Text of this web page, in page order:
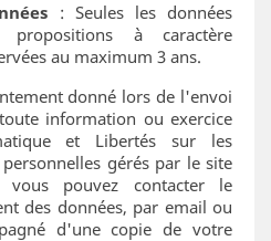
: Seules les données
à caractère
au maximum 3 ans.
donné lors de l'envoi
information ou exercice
et Libertés sur les
gérés par le site
vous pouvez contacter le
des données, par email ou
d'une copie de votre